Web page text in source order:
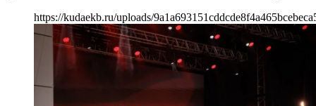
https://kudaekb.ru/uploads/